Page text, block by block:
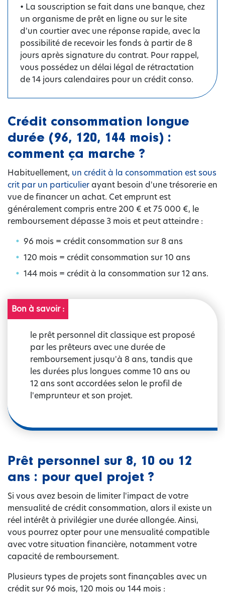
• La souscription se fait dans une banque, chez
un organisme de prêt en ligne ou sur le site
d'un courtier avec une réponse rapide, avec la
possibilité de recevoir les fonds à partir de 8
jours après signature du contrat. Pour rappel,
vous possédez un délai légal de rétractation
de 14 jours calendaires pour un crédit conso.
Crédit consommation longue
durée (96, 120, 144 mois) :
comment ça marche ?
Habituellement, un crédit à la consommation est sous
crit par un particulierayant besoin d'une trésorerie en
vue de financer un achat. Cet emprunt est
généralement compris entre 200 € et 75 000 €, le
remboursement dépasse 3 mois et peut atteindre :
96 mois = crédit consommation sur 8 ans
120 mois = crédit consommation sur 10 ans
144 mois = crédit à la consommation sur 12 ans.
Bon à savoir :
le prêt personnel dit classique est proposé
par les prêteurs avec une durée de
remboursement jusqu'à 8 ans, tandis que
les durées plus longues comme 10 ans ou
12 ans sont accordées selon le profil de
l'emprunteur et son projet.
Prêt personnel sur 8, 10 ou 12
ans : pour quel projet ?
Si vous avez besoin de limiter l'impact de votre
mensualité de crédit consommation, alors il existe un
réel intérêt à privilégier une durée allongée. Ainsi,
vous pourrez opter pour une mensualité compatible
avec votre situation financière, notamment votre
capacité de remboursement.
Plusieurs types de projets sont finançables avec un
crédit sur 96 mois, 120 mois ou 144 mois :